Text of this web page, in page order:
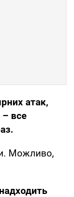
атак,
– все
Можливо,